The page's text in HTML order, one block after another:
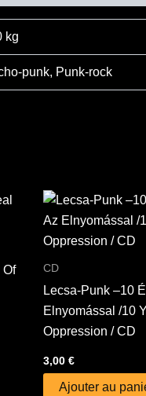
kg
punk, Punk-rock
Of
CD
Lecsa-Punk –10
Elnyomással /10
Oppression / CD
3,00€
Ajouter au